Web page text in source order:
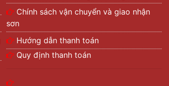
Chính sách vận chuyển và giao nhận
sơn
Hướng dẫn thanh toán
Quy định thanh toán